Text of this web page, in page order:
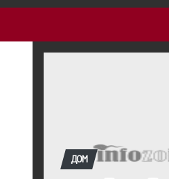
ДОМ